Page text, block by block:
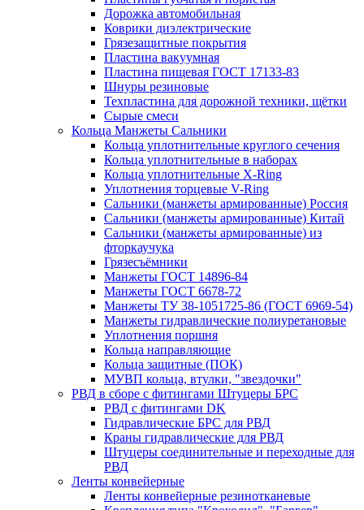
Дорожка автомобильная
Коврики диэлектрические
Грязезащитные покрытия
Пластина вакуумная
Пластина пищевая ГОСТ 17133-83
Шнуры резиновые
Техпластина для дорожной техники, щётки
Сырые смеси
Кольца Манжеты Сальники
Кольца уплотнительные круглого сечения
Кольца уплотнительные в наборах
Кольца уплотнительные Х-Ring
Уплотнения торцевые V-Ring
Сальники (манжеты армированные) Россия
Сальники (манжеты армированные) Китай
Сальники (манжеты армированные) из
фторкаучука
Грязесъёмники
Манжеты ГОСТ 14896-84
Манжеты ГОСТ 6678-72
Манжеты ТУ 38-1051725-86 (ГОСТ 6969-54)
Манжеты гидравлические полиуретановые
Уплотнения поршня
Кольца направляющие
Кольца защитные (ПОК)
МУВП кольца, втулки, "звездочки"
РВД в сборе с фитингами Штуцеры БРС
РВД с фитингами DK
Гидравлические БРС для РВД
Краны гидравлические для РВД
Штуцеры соединительные и переходные для
РВД
Ленты конвейерные
Ленты конвейерные резинотканевые